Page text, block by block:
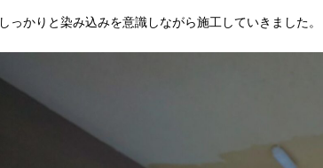
しっかりと染み込みを意識しながら施工していきました。